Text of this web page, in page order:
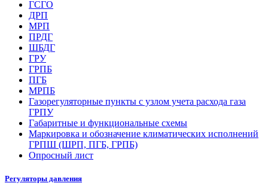
ГСГО
ДРП
МРП
ПРДГ
ШБДГ
ГРУ
ГРПБ
ПГБ
МРПБ
Газорегуляторные пункты с узлом учета расхода газа
ГРПУ
Габаритные и функциональные схемы
Маркировка и обозначение климатических исполнений
ГРПШ (ШРП, ПГБ, ГРПБ)
Опросный лист
Регуляторы давления